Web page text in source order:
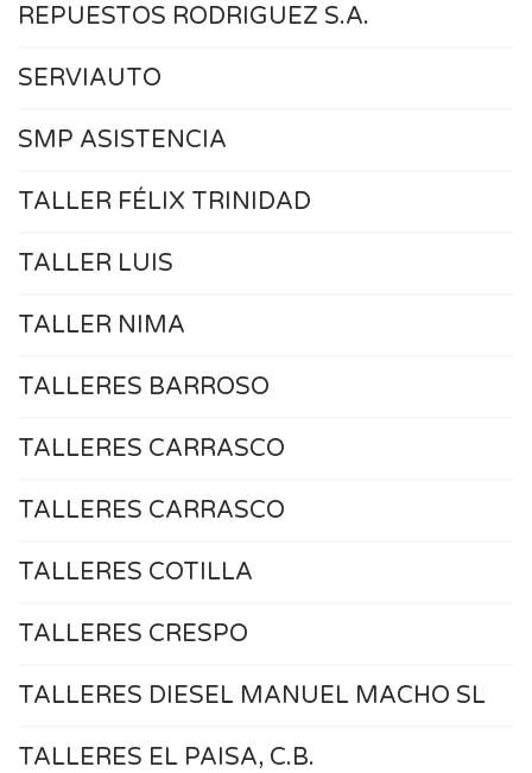
REPUESTOS RODRIGUEZ S.A.
SERVIAUTO
SMP ASISTENCIA
TALLER FÉLIX TRINIDAD
TALLER LUIS
TALLER NIMA
TALLERES BARROSO
TALLERES CARRASCO
TALLERES CARRASCO
TALLERES COTILLA
TALLERES CRESPO
TALLERES DIESEL MANUEL MACHO SL
TALLERES EL PAISA, C.B.